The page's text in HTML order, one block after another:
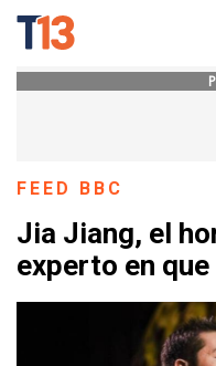
FEED BBC
Jia Jiang, el
experto en